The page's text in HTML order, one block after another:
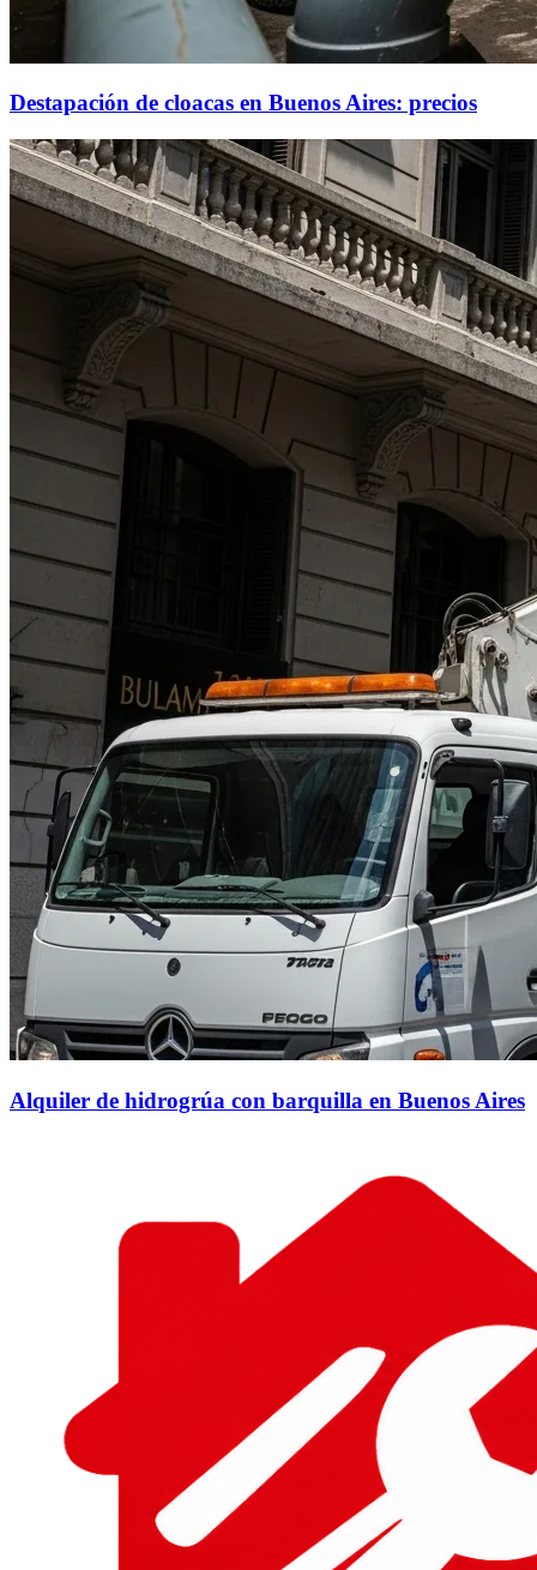
Destapación de cloacas en Buenos Aires: precios
Alquiler de hidrogrúa con barquilla en Buenos Aires